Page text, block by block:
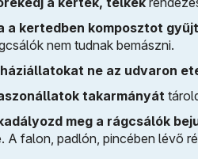
a kertedben komposztot
nem tudnak bemászni.
ne az udvaron
takarmányát
meg a rágcsálók
A falon, padlón, pincében lévő